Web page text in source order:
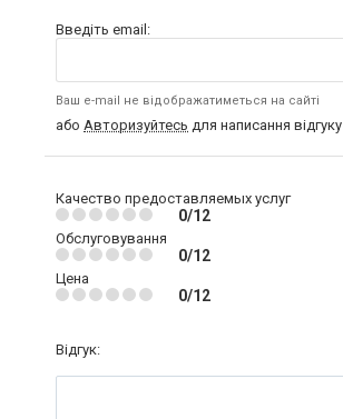
Введіть email:
Ваш e-mail не відображатиметься на сайті
або Авторизуйтесь для написання відгуку
Качество предоставляемых услуг
0/12
Обслуговування
0/12
Цена
0/12
Відгук: